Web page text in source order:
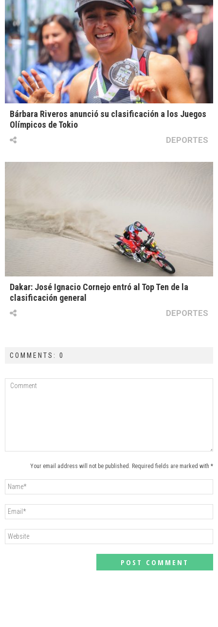
Bárbara Riveros anunció su clasificación a los Juegos
Olímpicos de Tokio
DEPORTES
Dakar: José Ignacio Cornejo entró al Top Ten de la
clasificación general
DEPORTES
COMMENTS: 0
Your email address will not be published. Required fields are marked with *